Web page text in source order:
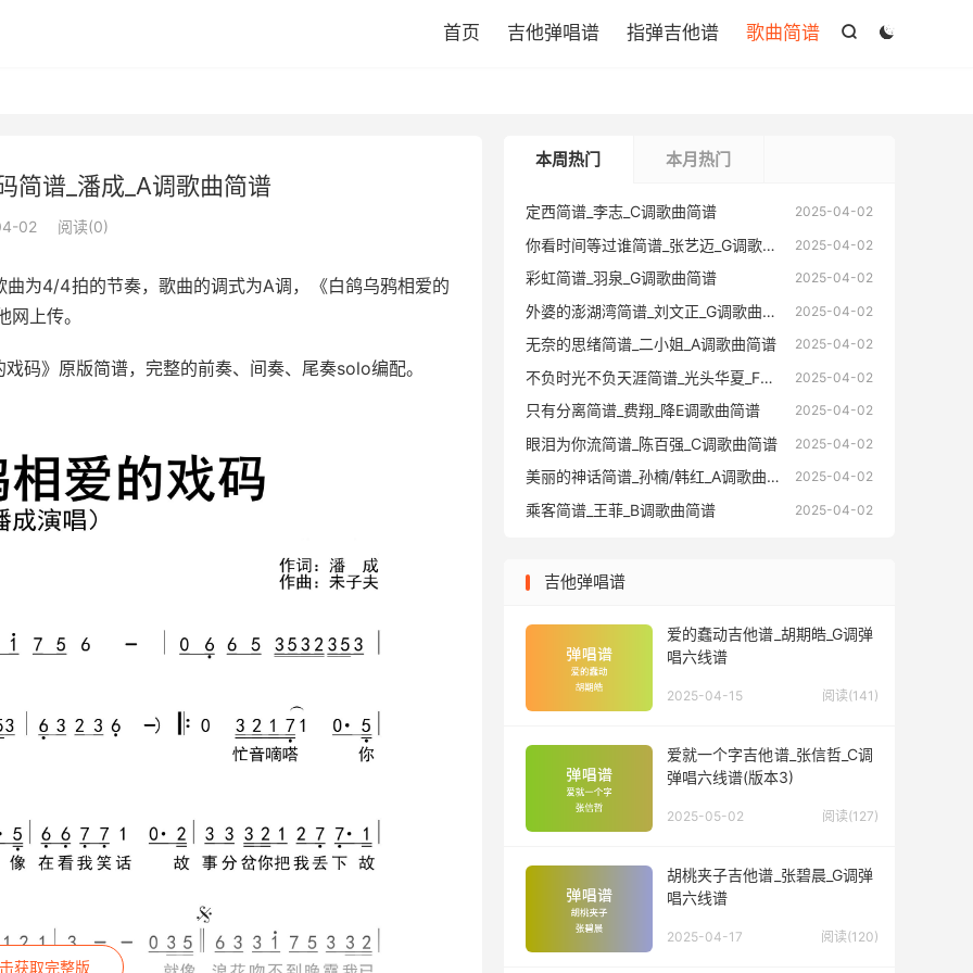


首页 吉他弹唱谱 指弹吉他谱 歌曲简谱
简谱_潘成_A调歌曲简谱
02 阅读(0)
曲为4/4拍的节奏，歌曲的调式为A调，《白鸽乌鸦相爱的
上传。
码》原版简谱，完整的前奏、间奏、尾奏solo编配。
获取完整版
本周热门 本月热门
2025-04-02
定西简谱_李志_C调歌曲简谱
2025-04-02
你看时间等过谁简谱_张艺迈_G调歌曲简谱
2025-04-02
彩虹简谱_羽泉_G调歌曲简谱
2025-04-02
外婆的澎湖湾简谱_刘文正_G调歌曲简谱
2025-04-02
无奈的思绪简谱_二小姐_A调歌曲简谱
2025-04-02
不负时光不负天涯简谱_光头华夏_F调歌曲简谱
2025-04-02
只有分离简谱_费翔_降E调歌曲简谱
2025-04-02
眼泪为你流简谱_陈百强_C调歌曲简谱
2025-04-02
美丽的神话简谱_孙楠/韩红_A调歌曲简谱
2025-04-02
乘客简谱_王菲_B调歌曲简谱
吉他弹唱谱
爱的蠢动吉他谱_胡期皓_G调弹
唱六线谱
2025-04-15 阅读(141)
爱就一个字吉他谱_张信哲_C调
弹唱六线谱(版本3)
2025-05-02 阅读(127)
胡桃夹子吉他谱_张碧晨_G调弹
唱六线谱
2025-04-17 阅读(120)